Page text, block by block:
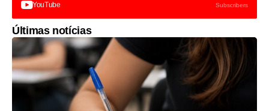
YouTube Subscribers
Últimas notícias